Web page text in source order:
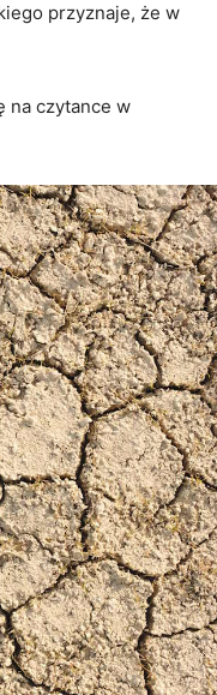
przyznaje, że w
na czytance w